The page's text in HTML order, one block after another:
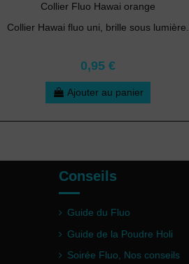
Collier Fluo Hawai orange
Collier Hawai fluo uni, brille sous lumière.
0,95 €
Ajouter au panier
Conseils
Guide du Fluo
Guide de la Poudre Holi
Soirée Fluo, Nos conseils